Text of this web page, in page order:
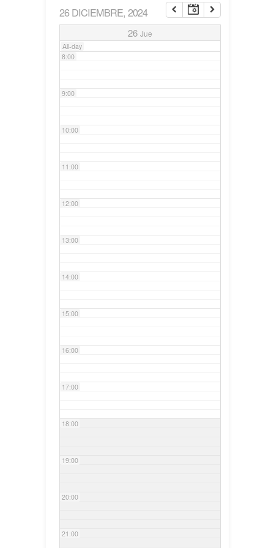
26 DICIEMBRE, 2024
26 Jue
All-day
7:00
8:00
9:00
10:00
11:00
12:00
13:00
14:00
15:00
16:00
17:00
18:00
19:00
20:00
21:00